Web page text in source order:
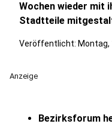
Wochen wieder mit
Stadtteile
Veröffentlicht: Montag,
Anzeige
Bezirksforum